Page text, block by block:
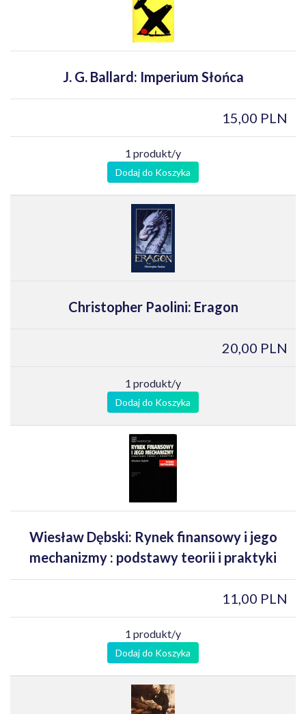
J. G. Ballard: Imperium Słońca
15,00 PLN
1 produkt/y
Dodaj do Koszyka
Christopher Paolini: Eragon
20,00 PLN
1 produkt/y
Dodaj do Koszyka
Wiesław Dębski: Rynek finansowy i jego
mechanizmy : podstawy teorii i praktyki
11,00 PLN
1 produkt/y
Dodaj do Koszyka